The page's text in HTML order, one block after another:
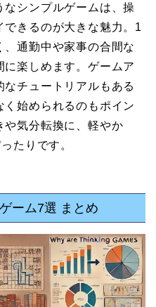
シンプルゲームは、操
きるのが大きな魅力。1
、通勤中や家事の合間な
に楽しめます。ゲームア
チュートリアルもある
始められるのもポイン
や気分転換に、軽やか
たりです。
ーム7選 まとめ